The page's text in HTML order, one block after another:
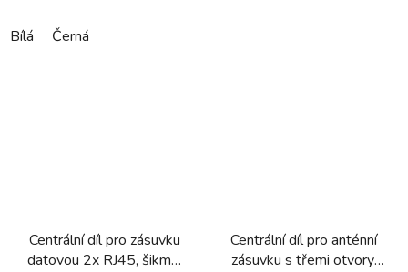
Bílá Černá
Centrální díl pro zásuvku
datovou 2x RJ45, šikmá,
Centrální díl pro anténní
zásuvku s třemi otvory,